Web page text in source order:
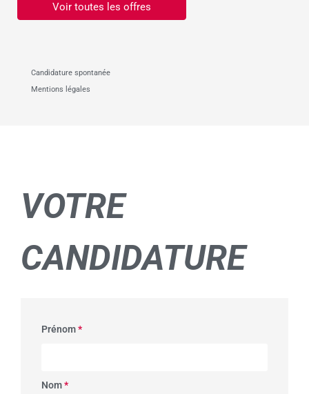
Voir toutes les offres
Candidature spontanée
Mentions légales
VOTRE
CANDIDATURE
Prénom*
Nom*